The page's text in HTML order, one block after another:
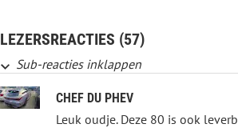
LEZERSREACTIES (57)
Sub-reacties inklappen
CHEF DU PHEV
Leuk oudje. Deze 80 is ook